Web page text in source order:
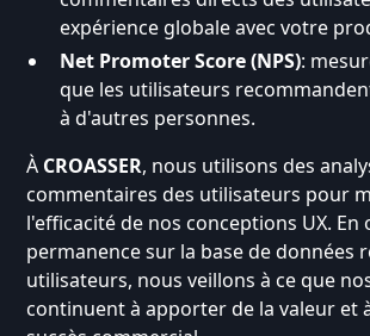
expérience globale avec votre
Net Promoter Score (NPS):
que les utilisateurs
à d'autres personnes.
À CROASSER, nous utilisons des
commentaires des utilisateurs pour
l'efficacité de nos conceptions UX.
permanence sur la base de données
utilisateurs, nous veillons à ce que
continuent à apporter de la valeur et